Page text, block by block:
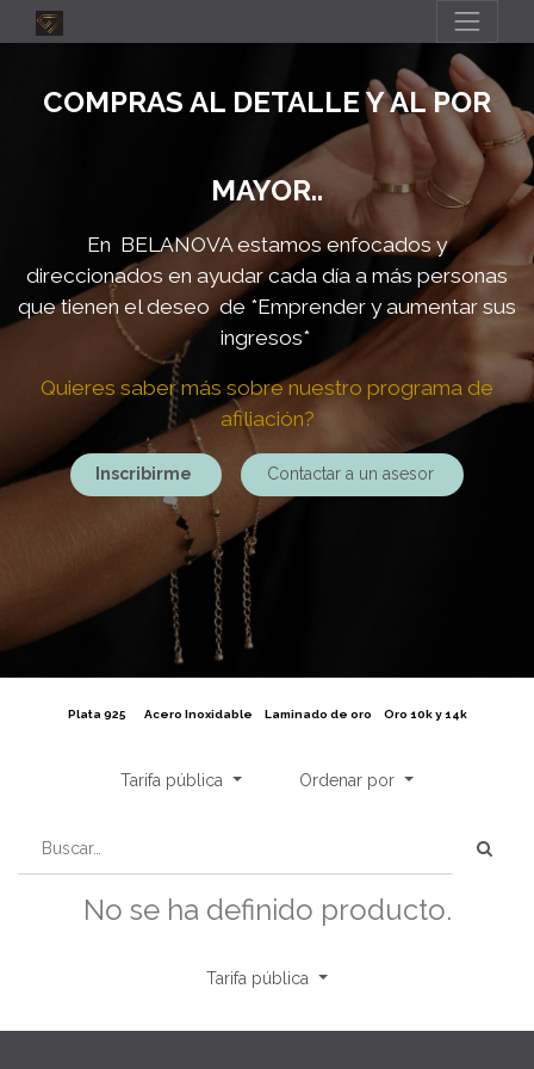
COMPRAS AL DETALLE Y AL POR
MAYOR..
En BELANOVA estamos enfocados y
direccionados en ayudar cada día a más personas
que tienen el deseo de *Emprender y aumentar sus
ingresos*
Quieres saber más sobre nuestro programa de
afiliación?
Inscribirme Contactar a un asesor
Plata 925 Acero Inoxidable Laminado de oro Oro 10k y 14k
Tarifa pública Ordenar por
No se ha definido producto.
Tarifa pública